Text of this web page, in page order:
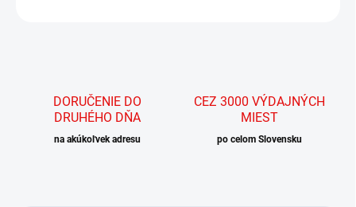
DORUČENIE DO
DRUHÉHO DŇA
na akúkoľvek adresu
CEZ 3000 VÝDAJNÝCH
MIEST
po celom Slovensku